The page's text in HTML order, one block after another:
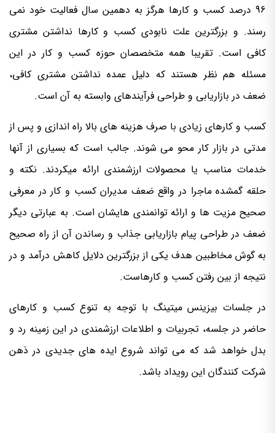
96 درصد کسب و کارها هرگز به دهمین سال فعالیت خود نمی
رسند. و بزرگترین علت نابودی کسب و کارها نداشتن مشتری
کافی است. تقریبا همه متخصصان حوزه کسب و کار در این
مسئله هم نظر هستند که دلیل عمده نداشتن مشتری کافی،
ضعف در بازاریابی و طراحی فرآیندهای وابسته به آن است.
کسب و کارهای زیادی با صرف هزینه های بالا راه اندازی و پس از
مدتی در بازار کار محو می شوند. جالب است که بسیاری از آنها
خدمات مناسب یا محصولات ارزشمندی ارائه میکردند. نکته و
حلقه گمشده ماجرا در واقع ضعف مدیران کسب و کار در معرفی
صحیح مزیت ها و ارائه توانمندی هایشان است. به عبارتی دیگر
ضعف در طراحی پیام بازاریابی جذاب و رساندن آن از راه صحیح
به گوش مخاطبین هدف یکی از بزرگترین دلایل کاهش درآمد و در
نتیجه از بین رفتن کسب و کارهاست.
در جلسات بیزینس میتینگ با توجه به تنوع کسب و کارهای
حاضر در جلسه، تجربیات و اطلاعات ارزشمندی در این زمینه رد و
بدل خواهد شد که می تواند شروع ایده های جدیدی در ذهن
شرکت کنندگان این رویداد باشد.